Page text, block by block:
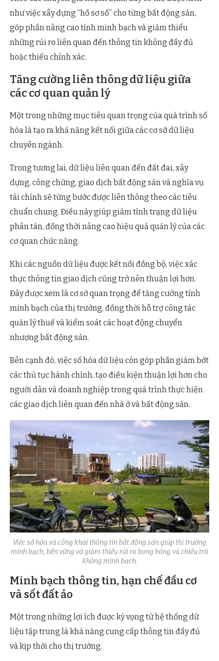
như việc xây dựng “hồ sơ số” cho từng bất động sản,
góp phần nâng cao tính minh bạch và giảm thiểu
những rủi ro liên quan đến thông tin không đầy đủ
hoặc thiếu chính xác.
Tăng cường liên thông dữ liệu giữa
các cơ quan quản lý
Một trong những mục tiêu quan trọng của quá trình số
hóa là tạo ra khả năng kết nối giữa các cơ sở dữ liệu
chuyên ngành.
Trong tương lai, dữ liệu liên quan đến đất đai, xây
dựng, công chứng, giao dịch bất động sản và nghĩa vụ
tài chính sẽ từng bước được liên thông theo các tiêu
chuẩn chung. Điều này giúp giảm tình trạng dữ liệu
phân tán, đồng thời nâng cao hiệu quả quản lý của các
cơ quan chức năng.
Khi các nguồn dữ liệu được kết nối đồng bộ, việc xác
thực thông tin giao dịch cũng trở nên thuận lợi hơn.
Đây được xem là cơ sở quan trọng để tăng cường tính
minh bạch của thị trường, đồng thời hỗ trợ công tác
quản lý thuế và kiểm soát các hoạt động chuyển
nhượng bất động sản.
Bên cạnh đó, việc số hóa dữ liệu còn góp phần giảm bớt
các thủ tục hành chính, tạo điều kiện thuận lợi hơn cho
người dân và doanh nghiệp trong quá trình thực hiện
các giao dịch liên quan đến nhà ở và bất động sản.
Việc số hóa và công khai thông tin bất động sản giúp thị trường
minh bạch, bền vững và giảm thiểu rủi ro bong bóng và chiêu trò
không minh bạch.
Minh bạch thông tin, hạn chế đầu cơ
và sốt đất ảo
Một trong những lợi ích được kỳ vọng từ hệ thống dữ
liệu tập trung là khả năng cung cấp thông tin đầy đủ
và kịp thời cho thị trường.